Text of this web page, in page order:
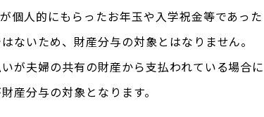
個人的にもらったお年玉や入学祝金等であった
ないため、財産分与の対象とはなりません。
が夫婦の共有の財産から支払われている場合に
産分与の対象となります。